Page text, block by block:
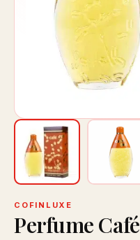
COFINLUXE
Perfume Café